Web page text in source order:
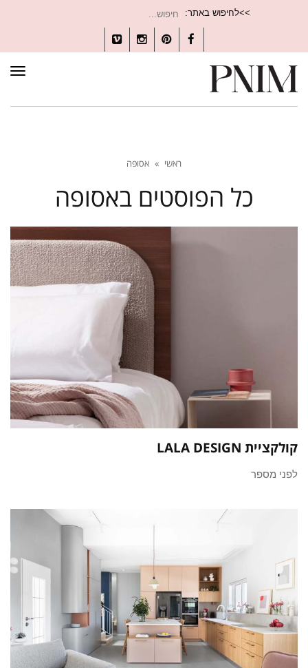
>>לחיפוש באתר:
עבור:
Facebook
Pinterest
Instagram
Vimeo
ראשי » אסופה
כל הפוסטים באסופה
קולקציית LALA DESIGN
לפני מספר